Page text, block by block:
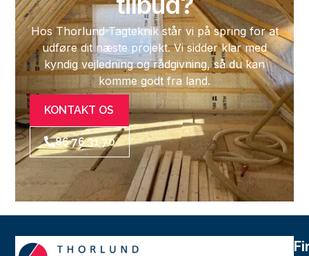
Hos Thorlund Tagteknik står vi på spring for at
udføre dit næste projekt. Vi sidder klar med
kyndig vejledning og rådgivning, så du kan
komme godt fra land.
KONTAKT OS
86 76 31 70